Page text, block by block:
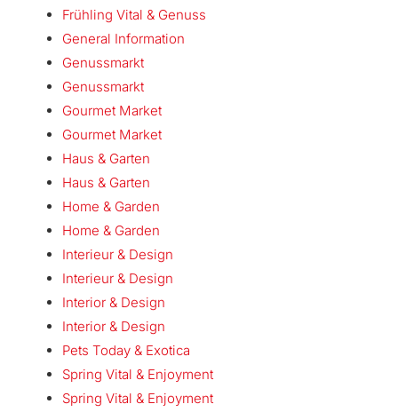
Frühling Vital & Genuss
General Information
Genussmarkt
Genussmarkt
Gourmet Market
Gourmet Market
Haus & Garten
Haus & Garten
Home & Garden
Home & Garden
Interieur & Design
Interieur & Design
Interior & Design
Interior & Design
Pets Today & Exotica
Spring Vital & Enjoyment
Spring Vital & Enjoyment